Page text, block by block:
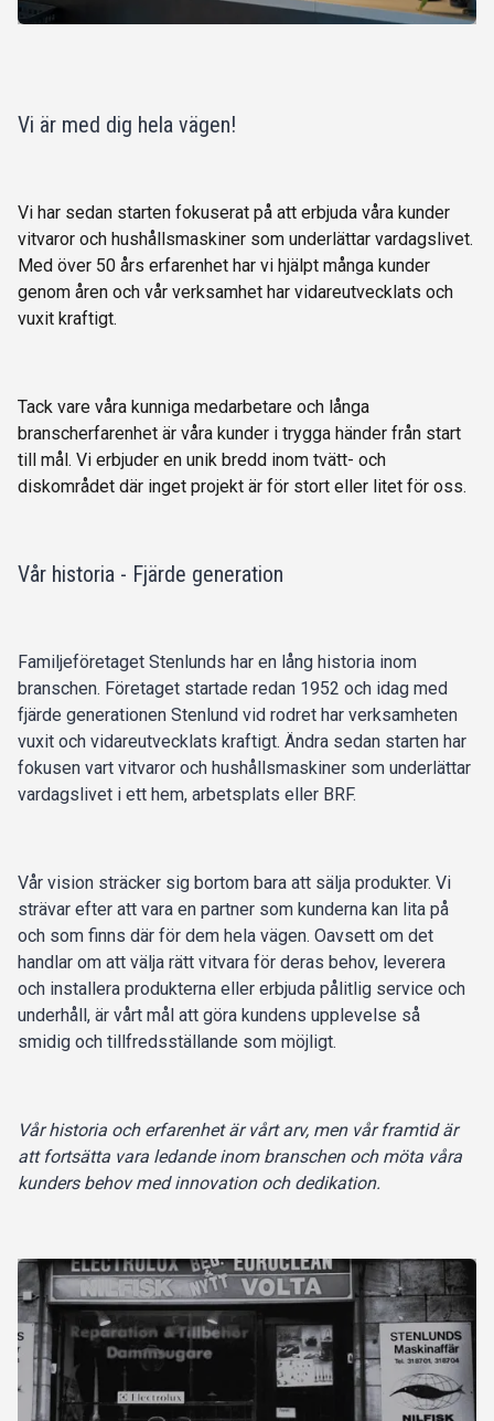
Vi är med dig hela vägen!
Vi har sedan starten fokuserat på att erbjuda våra kunder
vitvaror och hushållsmaskiner som underlättar vardagslivet.
Med över 50 års erfarenhet har vi hjälpt många kunder
genom åren och vår verksamhet har vidareutvecklats och
vuxit kraftigt.
Tack vare våra kunniga medarbetare och långa
branscherfarenhet är våra kunder i trygga händer från start
till mål. Vi erbjuder en unik bredd inom tvätt- och
diskområdet där inget projekt är för stort eller litet för oss.
Vår historia - Fjärde generation
Familjeföretaget Stenlunds har en lång historia inom
branschen. Företaget startade redan 1952 och idag med
fjärde generationen Stenlund vid rodret har verksamheten
vuxit och vidareutvecklats kraftigt. Ändra sedan starten har
fokusen vart vitvaror och hushållsmaskiner som underlättar
vardagslivet i ett hem, arbetsplats eller BRF.
Vår vision sträcker sig bortom bara att sälja produkter. Vi
strävar efter att vara en partner som kunderna kan lita på
och som finns där för dem hela vägen. Oavsett om det
handlar om att välja rätt vitvara för deras behov, leverera
och installera produkterna eller erbjuda pålitlig service och
underhåll, är vårt mål att göra kundens upplevelse så
smidig och tillfredsställande som möjligt.
Vår historia och erfarenhet är vårt arv, men vår framtid är
att fortsätta vara ledande inom branschen och möta våra
kunders behov med innovation och dedikation.